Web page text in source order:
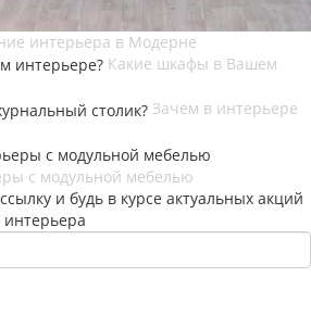
интерьера в Модерне
Какие шкафы в Вашем
Зачем в интерьере
с модульной мебелью
и будь в курсе актуальных акций